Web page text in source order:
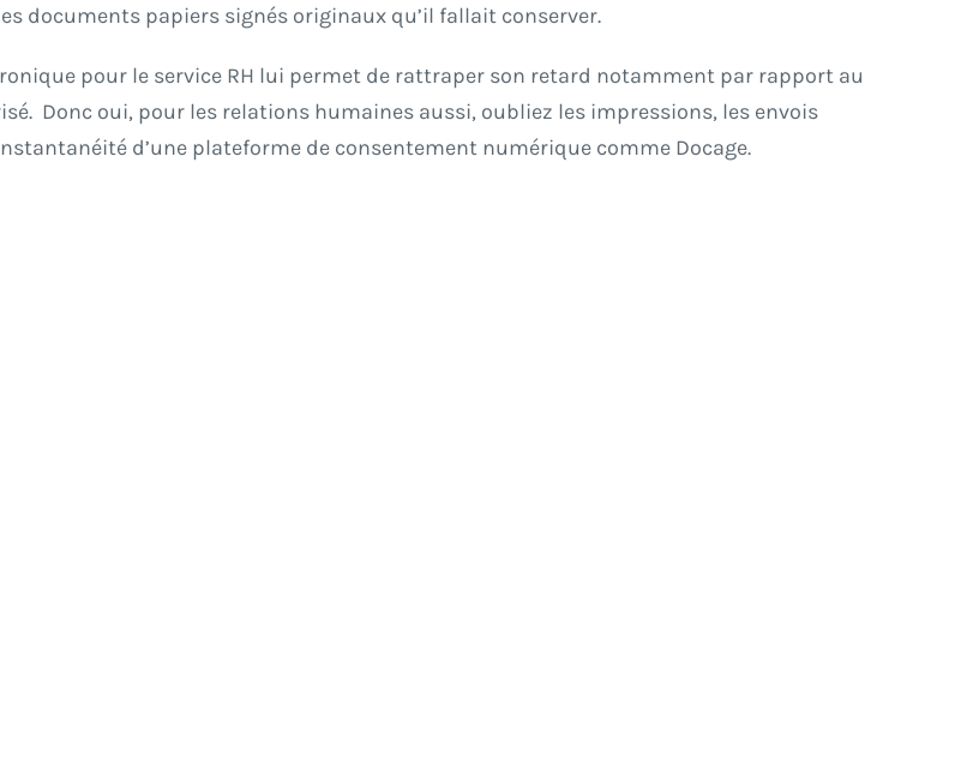
documents papiers signés originaux qu’il fallait conserver.
pour le service RH lui permet de rattraper son retard notamment par rapport au
Donc oui, pour les relations humaines aussi, oubliez les impressions, les envois
d’une plateforme de consentement numérique comme Docage.